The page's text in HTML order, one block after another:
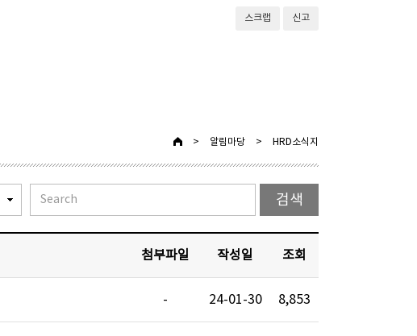
스크랩 신고
> 알림마당 > HRD소식지
첨부파일 작성일 조회
- 24-01-30 8,853